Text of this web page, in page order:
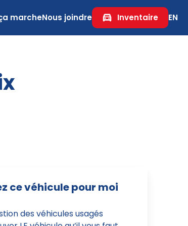
marcheNous joindre Inventaire EN
ce véhicule pour moi
des véhicules usagés